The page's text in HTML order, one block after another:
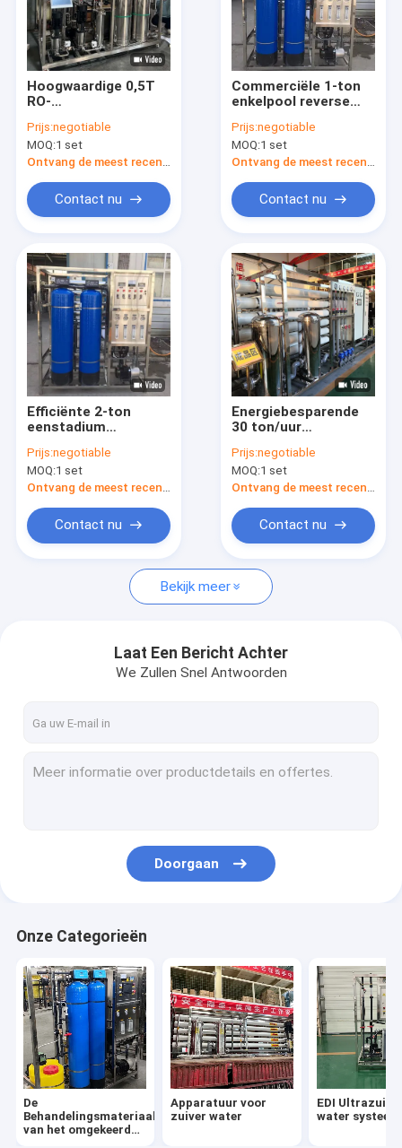
Producten
VR-show
Over ons
Fabrieksreis
Contacteer ons
Vraag een offerte aan
De Behandelingsmateriaal van het omgekeerde
EDI Ultrazuiver water systeem
Ro Membranen voor omgekeerde osmose
Zeewaterontziltingssysteem
waterreservoir
Ultrazuiver water voor medische doeleinden
Hoogwaardige 0,5T
RO-
voor
waterzuiveringsinstallaties
Prijs:negotiable
MOQ:1 set
Ontvang de meest recente Prijs
Contact nu
Commerciële 1-ton
enkelpool reverse
Prijs:negotiable
MOQ:1 set
Ontvang de meest recente Prijs
Contact nu
Efficiënte 2-ton
eenstadium
waterbehandeling
voor waterzuivering
Prijs:negotiable
MOQ:1 set
Ontvang de meest recente Prijs
Contact nu
Energiebesparende
30 ton/uur
omgekeerde osmose
waterzuiveringssysteem
- industriële zuivere
Prijs:negotiable
MOQ:1 set
Ontvang de meest recente Prijs
Contact nu
Bekijk meer
Laat Een Bericht Achter
We Zullen Snel Antwoorden
Doorgaan
Onze Categorieën
De
Behandelingsmateriaal
van het omgekeerde
Apparatuur voor
zuiver water
EDI
water systeem